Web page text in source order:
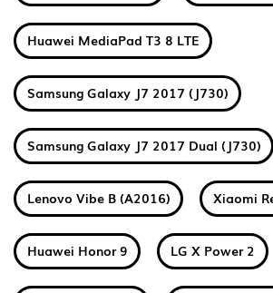
Huawei MediaPad T3 8 LTE
Samsung Galaxy J7 2017 (J730)
Samsung Galaxy J7 2017 Dual (J730)
Lenovo Vibe B (A2016) Xiaomi
Huawei Honor 9 LG X Power 2